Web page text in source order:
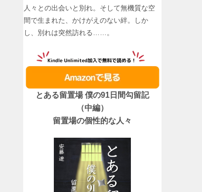
人々との出会いと別れ。そして無機質な空
間で生まれた、かけがえのない絆。しか
し、別れは突然訪れる……。
とある留置場 僕の91日間勾留記
（中編）
留置場の個性的な人々